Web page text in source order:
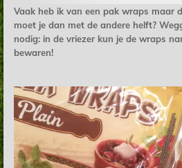
Vaak heb ik van een pak wraps maar
moet je dan met de andere helft?
nodig: in de vriezer kun je de wraps
bewaren!